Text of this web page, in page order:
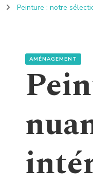
Peinture : notre
AMÉNAGEMENT